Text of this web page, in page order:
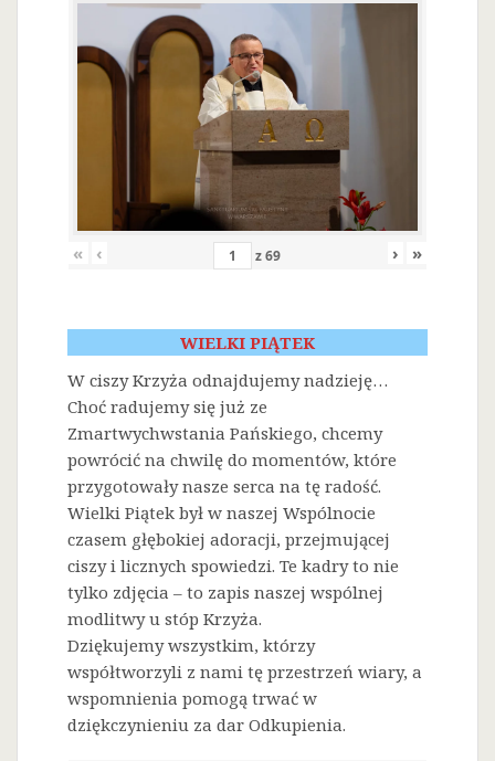
« ‹ z69 › »
WIELKI PIĄTEK
W ciszy Krzyża odnajdujemy nadzieję…
Choć radujemy się już ze
Zmartwychwstania Pańskiego, chcemy
powrócić na chwilę do momentów, które
przygotowały nasze serca na tę radość.
Wielki Piątek był w naszej Wspólnocie
czasem głębokiej adoracji, przejmującej
ciszy i licznych spowiedzi. Te kadry to nie
tylko zdjęcia – to zapis naszej wspólnej
modlitwy u stóp Krzyża.
Dziękujemy wszystkim, którzy
współtworzyli z nami tę przestrzeń wiary, a
wspomnienia pomogą trwać w
dziękczynieniu za dar Odkupienia.